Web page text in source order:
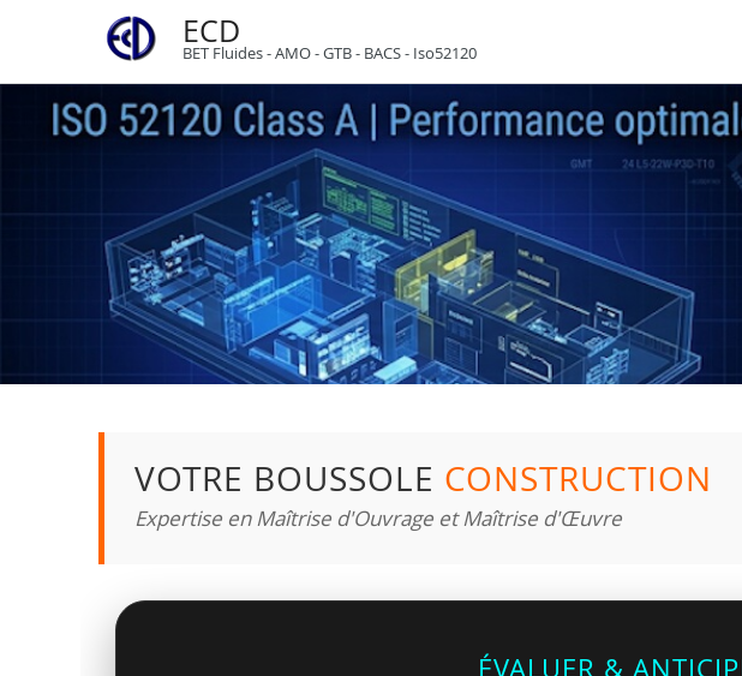
ECD
BET Fluides - AMO - GTB - BACS - Iso52120
VOTRE BOUSSOLE CONSTRUCTION
Expertise en Maîtrise d'Ouvrage et Maîtrise d'Œuvre
ÉVALUER &